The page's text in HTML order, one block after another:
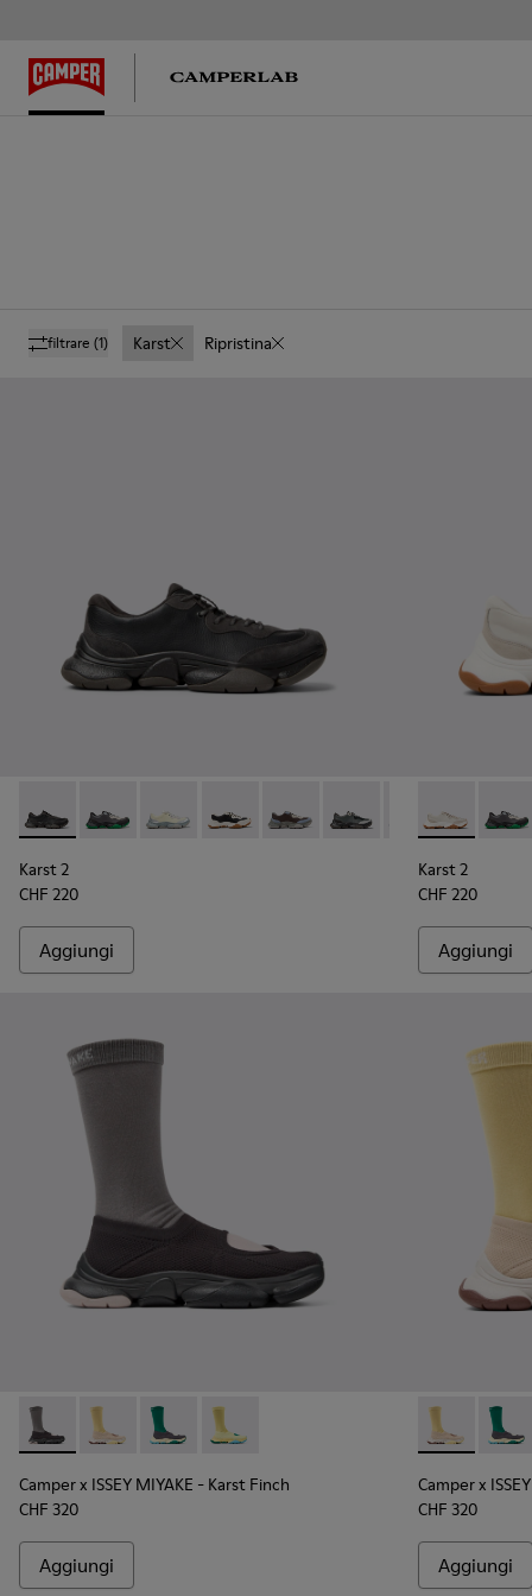
filtrare (1) Karst Ripristina
Karst 2 - K101068-001 - Sneakers in pelle e nabuk nere e
Karst 2 - K101068-016
Karst 2 - K101068-015
Karst 2 - K101068-011
Karst 2 - K101068-008 -
Karst 2 - K101068-005
Karst 2 -Karst 2 -
Karst 2
CHF 220
Aggiungi
Karst 2 -Karst
Karst 2
CHF 220
Aggiungi
Camper x ISSEY MIYAKE - Karst Finch - K101115-001 -
Camper x ISSEY MIYAKE - Karst Finch - K101115-
Camper x ISSEY MIYAKE - Karst Finch -
Camper x ISSEY MIYAKE - Karst
Camper x ISSEY MIYAKE - Karst Finch
CHF 320
Aggiungi
Camper x
Camper x
CHF 320
Aggiungi